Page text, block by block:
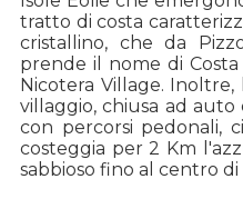
tratto di costa
cristallino, che da
prende il nome di
Nicotera Village. Inoltre,
villaggio, chiusa ad
con percorsi pedonali,
costeggia per 2 Km
sabbioso fino al centro di